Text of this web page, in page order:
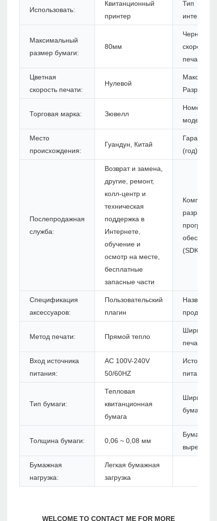
Использовать:
Квитанционный
принтер
Тип
Максимальный
размер бумаги:
80мм
Черная
скорость
печати:
Цветная
скорость печати:
Нулевой
Максимум
Торговая марка: Зювелл
Номер
модели:
Место
происхождения:
Гуандун, Китай
Гарантия
(год):
Послепродажная
служба:
Возврат и замена,
другие, ремонт,
колл-центр и
техническая
поддержка в
Интернете,
обучение и
осмотр на месте,
бесплатные
запасные части
Комплект
(SDK):
Спецификация
аксессуаров:
Пользовательский
плагин
Название
продукта:
Метод печати: Прямой тепло
Ширина
печати:
Вход источника
питания:
AC 100V-240V
50/60HZ
Источник
питания:
Тип бумаги:
Тепловая
квитанционная
бумага
Ширина
бумаги:
Толщина бумаги: 0,06 ~ 0,08 мм
Бумага
вырезан:
Бумажная
нагрузка:
Легкая бумажная
загрузка